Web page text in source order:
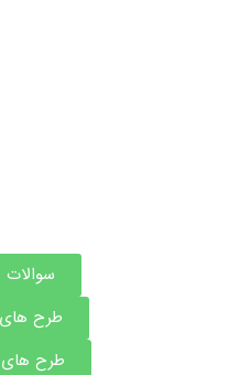
سوالات متداول
طرح های تخفیف
طرح های اقساطی